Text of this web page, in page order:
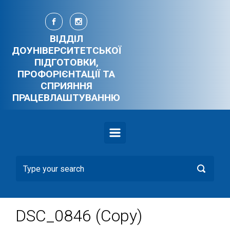
Skip to main content
ВІДДІЛ
ДОУНІВЕРСИТЕТСЬКОЇ
ПІДГОТОВКИ,
ПРОФОРІЄНТАЦІЇ ТА
СПРИЯННЯ
ПРАЦЕВЛАШТУВАННЮ
DSC_0846 (Copy)